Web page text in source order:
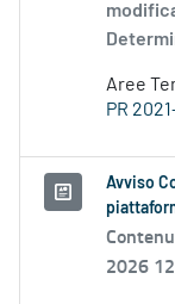
Aree
PR
Avviso
2026